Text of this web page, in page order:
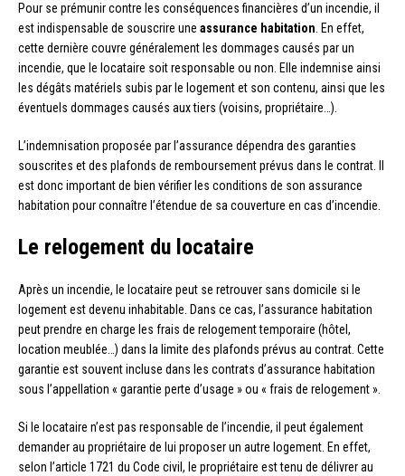
Pour se prémunir contre les conséquences financières d’un incendie, il
est indispensable de souscrire une assurance habitation . En effet,
cette dernière couvre généralement les dommages causés par un
incendie, que le locataire soit responsable ou non. Elle indemnise ainsi
les dégâts matériels subis par le logement et son contenu, ainsi que les
éventuels dommages causés aux tiers (voisins, propriétaire…).
L’indemnisation proposée par l’assurance dépendra des garanties
souscrites et des plafonds de remboursement prévus dans le contrat. Il
est donc important de bien vérifier les conditions de son assurance
habitation pour connaître l’étendue de sa couverture en cas d’incendie.
Le relogement du locataire
Après un incendie, le locataire peut se retrouver sans domicile si le
logement est devenu inhabitable. Dans ce cas, l’assurance habitation
peut prendre en charge les frais de relogement temporaire (hôtel,
location meublée…) dans la limite des plafonds prévus au contrat. Cette
garantie est souvent incluse dans les contrats d’assurance habitation
sous l’appellation « garantie perte d’usage » ou « frais de relogement ».
Si le locataire n’est pas responsable de l’incendie, il peut également
demander au propriétaire de lui proposer un autre logement. En effet,
selon l’article 1721 du Code civil, le propriétaire est tenu de délivrer au